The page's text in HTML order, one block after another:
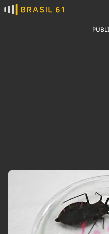
Ver todas as notícias
Brasil Mineral
Tecnologia
Cultura
Economia
Educação